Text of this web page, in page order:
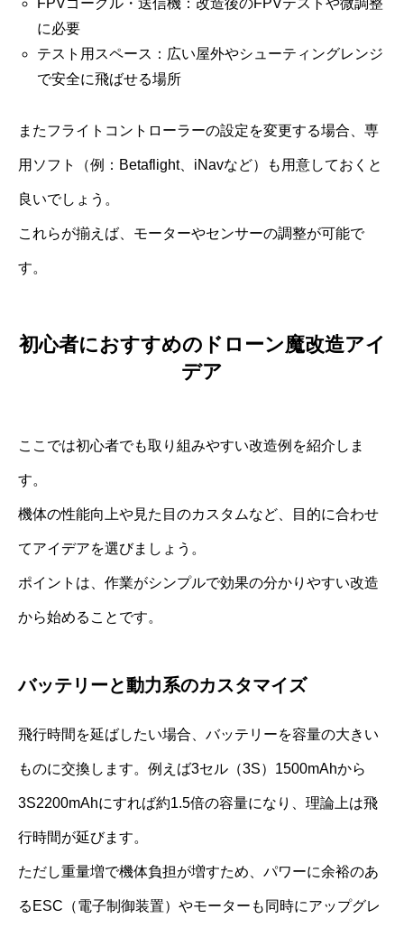
FPVゴーグル・送信機：改造後のFPVテストや微調整
に必要
テスト用スペース：広い屋外やシューティングレンジ
で安全に飛ばせる場所
またフライトコントローラーの設定を変更する場合、専
用ソフト（例：Betaflight、iNavなど）も用意しておくと
良いでしょう。
これらが揃えば、モーターやセンサーの調整が可能で
す。
初心者におすすめのドローン魔改造アイ
デア
ここでは初心者でも取り組みやすい改造例を紹介しま
す。
機体の性能向上や見た目のカスタムなど、目的に合わせ
てアイデアを選びましょう。
ポイントは、作業がシンプルで効果の分かりやすい改造
から始めることです。
バッテリーと動力系のカスタマイズ
飛行時間を延ばしたい場合、バッテリーを容量の大きい
ものに交換します。例えば3セル（3S）1500mAhから
3S2200mAhにすれば約1.5倍の容量になり、理論上は飛
行時間が延びます。
ただし重量増で機体負担が増すため、パワーに余裕のあ
るESC（電子制御装置）やモーターも同時にアップグレ